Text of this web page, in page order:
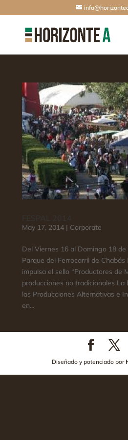
May 17, 2014| Corporate
Del Viernes 16 al Domingo 18
Parque del Ferrocarril de Chabás
impulsa el sello “Productores de
producciones no tradicionales La
las Producciones Alternativas e
en...
Diseñado y potenciado por